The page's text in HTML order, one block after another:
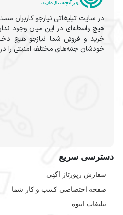
در سایت تبلیغاتی نیازجو کاربران
هیچ واسطه‌ای در این میان وجود
خرید و فروشِ شما نیازجو هیچ
خودشان جنبه‌های مختلف امنیتی را در
دسترسی سریع
سفارش رپورتاژ آگهی
صفحه اختصاصی کسب و کار شما
تبلیغات انبوه